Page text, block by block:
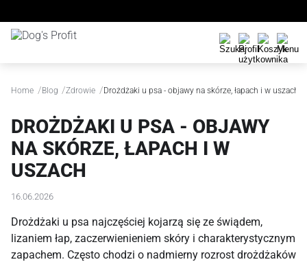
Home /Blog /Zdrowie /Drożdżaki u psa - objawy na skórze, łapach i w uszach
DROŻDŻAKI U PSA - OBJAWY
NA SKÓRZE, ŁAPACH I W
USZACH
16.06.2026
Drożdżaki u psa najczęściej kojarzą się ze świądem,
lizaniem łap, zaczerwienieniem skóry i charakterystycznym
zapachem. Często chodzi o nadmierny rozrost drożdżaków